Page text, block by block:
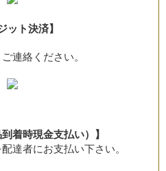
ット決済】
連絡ください。
着時現金支払い）】
達者にお支払い下さい。